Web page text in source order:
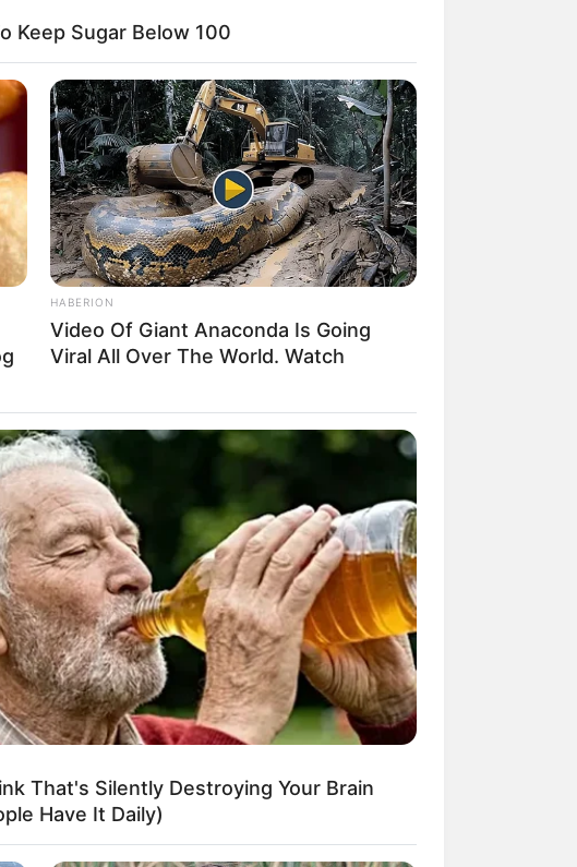
Keep Sugar Below 100
HABERION
Video Of Giant Anaconda Is Going
Viral All Over The World. Watch
That's Silently Destroying Your Brain
Have It Daily)